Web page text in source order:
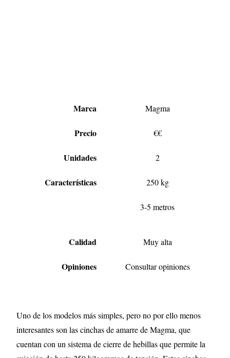
Marca Magma
Precio €€
Unidades 2
Características 250 kg
3-5 metros
Calidad Muy alta
Opiniones Consultar opiniones
Uno de los modelos más simples, pero no por ello menos
interesantes son las cinchas de amarre de Magma, que
cuentan con un sistema de cierre de hebillas que permite la